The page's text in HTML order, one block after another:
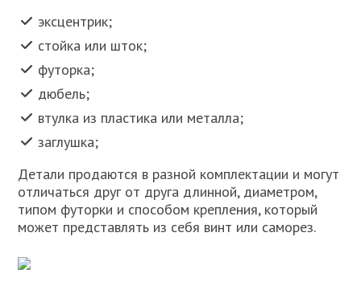
эксцентрик;
стойка или шток;
футорка;
дюбель;
втулка из пластика или металла;
заглушка;
Детали продаются в разной комплектации и могут
отличаться друг от друга длинной, диаметром,
типом футорки и способом крепления, который
может представлять из себя винт или саморез.